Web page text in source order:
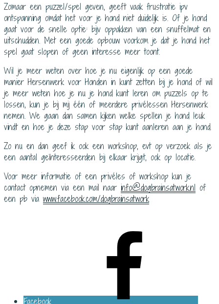
Zomaar een puzzel/spel geven, geeft vaak frustratie ipv
ontspanning omdat het voor je hond niet duidelijk is. Of je hond
gaat voor de snelle optie: bijv oppakken van een snuffelmat en
uitschudden. Met een goede opbouw voorkom je dat je hond het
spel gaat slopen of geen interesse meer toont.
Wil je meer weten over hoe je nu eigenlijk op een goede
manier Hersenwerk voor Honden in kunt zetten bij je hond of wil
je meer weten hoe je nu je hond kunt leren om puzzels op te
lossen, kun je bij mij één of meerdere privélessen Hersenwerk
nemen. We gaan dan samen kijken welke spellen je hond leuk
vindt en hoe je deze stap voor stap kunt aanleren aan je hond.
Zo nu en dan geef ik ook een workshop, evt op verzoek als je
een aantal geïnteresseerden bij elkaar krijgt, ook op locatie.
Voor meer informatie of een privéles of workshop kun je
contact opnemen via een mail naar info@dogbrainsatwork.nl of
een pb via www.facebook.com/dogbrainsatwork
Facebook